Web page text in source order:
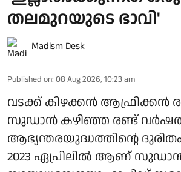
തലമുറയുടെ ഭാവി'
Madism Desk
Published on: 08 Aug 2026, 10:23 am
വടക്ക് കിഴക്കന്‍ ആഫ്രിക്കന്‍
സുഡാന്‍ കഴിഞ്ഞ രണ്ട്
ആഭ്യന്തരയുദ്ധത്തിന്റെ
2023 ഏപ്രിലില്‍ ആണ്